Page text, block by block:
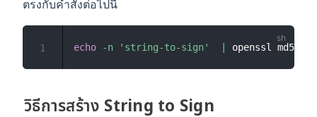
ตรงกับคำสั่งต่อไปนี้
echo -n 'string-to-sign' openssl md5
1
วิธีการสร้าง String to Sign